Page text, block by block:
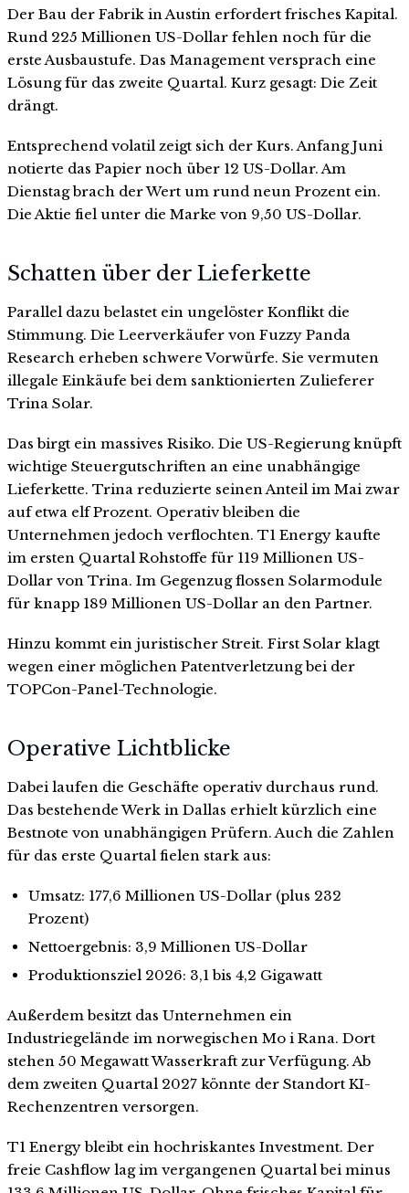
Der Bau der Fabrik in Austin erfordert frisches Kapital.
Rund 225 Millionen US-Dollar fehlen noch für die
erste Ausbaustufe. Das Management versprach eine
Lösung für das zweite Quartal. Kurz gesagt: Die Zeit
drängt.
Entsprechend volatil zeigt sich der Kurs. Anfang Juni
notierte das Papier noch über 12 US-Dollar. Am
Dienstag brach der Wert um rund neun Prozent ein.
Die Aktie fiel unter die Marke von 9,50 US-Dollar.
Schatten über der Lieferkette
Parallel dazu belastet ein ungelöster Konflikt die
Stimmung. Die Leerverkäufer von Fuzzy Panda
Research erheben schwere Vorwürfe. Sie vermuten
illegale Einkäufe bei dem sanktionierten Zulieferer
Trina Solar.
Das birgt ein massives Risiko. Die US-Regierung knüpft
wichtige Steuergutschriften an eine unabhängige
Lieferkette. Trina reduzierte seinen Anteil im Mai zwar
auf etwa elf Prozent. Operativ bleiben die
Unternehmen jedoch verflochten. T1 Energy kaufte
im ersten Quartal Rohstoffe für 119 Millionen US-
Dollar von Trina. Im Gegenzug flossen Solarmodule
für knapp 189 Millionen US-Dollar an den Partner.
Hinzu kommt ein juristischer Streit. First Solar klagt
wegen einer möglichen Patentverletzung bei der
TOPCon-Panel-Technologie.
Operative Lichtblicke
Dabei laufen die Geschäfte operativ durchaus rund.
Das bestehende Werk in Dallas erhielt kürzlich eine
Bestnote von unabhängigen Prüfern. Auch die Zahlen
für das erste Quartal fielen stark aus:
Umsatz: 177,6 Millionen US-Dollar (plus 232
Prozent)
Nettoergebnis: 3,9 Millionen US-Dollar
Produktionsziel 2026: 3,1 bis 4,2 Gigawatt
Außerdem besitzt das Unternehmen ein
Industriegelände im norwegischen Mo i Rana. Dort
stehen 50 Megawatt Wasserkraft zur Verfügung. Ab
dem zweiten Quartal 2027 könnte der Standort KI-
Rechenzentren versorgen.
T1 Energy bleibt ein hochriskantes Investment. Der
freie Cashflow lag im vergangenen Quartal bei minus